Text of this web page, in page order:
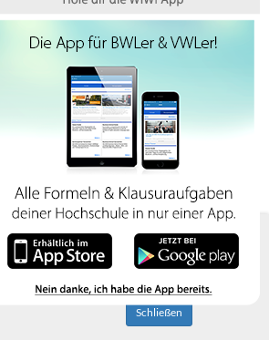
verwendet Cookies. Indem
und ihre Angebote nutzen
akzeptieren Sie diese
Schließen